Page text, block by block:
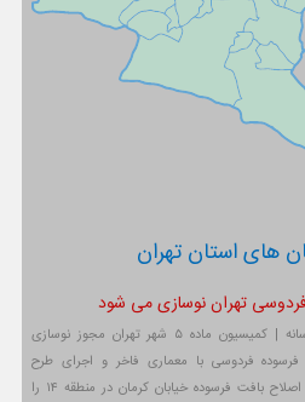
های استان تهران
تهران نوسازی می شود
تهران رسانه | کمیسیون ماده ۵ شهر تهران مجوز نوسازی
فرسوده فردوسی با معماری فاخر و اجرای طرح
موضعی اصلاح بافت فرسوده خیابان کرمان در منطقه ۱۴ را